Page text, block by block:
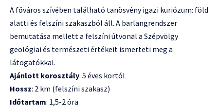
A főváros szívében található tanösvény igazi kuriózum: föld
alatti és felszíni szakaszból áll. A barlangrendszer
bemutatása mellett a felszíni útvonal a Szépvölgy
geológiai és természeti értékeit ismerteti meg a
látogatókkal.
Ajánlott korosztály: 5 éves kortól
Hossz: 2 km (felszíni szakasz)
Időtartam: 1,5-2 óra